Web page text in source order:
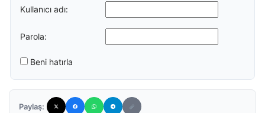
Kullanıcı adı:
Parola:
Beni hatırla
Paylaş: